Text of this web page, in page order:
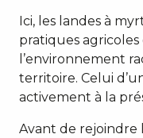
Ici, les landes à
pratiques
l’environnement
territoire. Celui
activement à la
Avant de rejoindre